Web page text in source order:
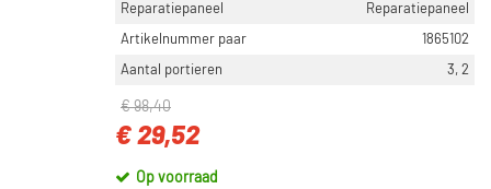
Reparatiepaneel
Reparatiepaneel
Artikelnummer paar
1865102
Aantal portieren
3, 2
€ 98,40
€ 29,52
Op voorraad